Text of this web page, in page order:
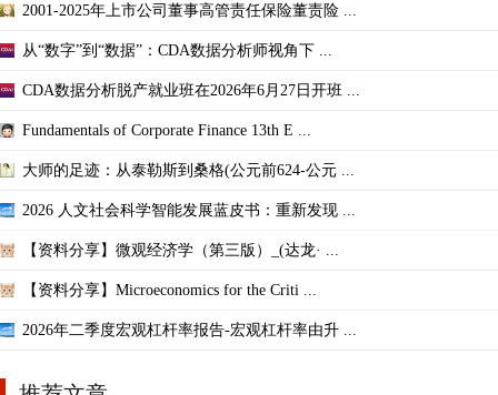
2001-2025年上市公司董事高管责任保险董责险 ...
从“数字”到“数据”：CDA数据分析师视角下 ...
CDA数据分析脱产就业班在2026年6月27日开班 ...
Fundamentals of Corporate Finance 13th E ...
大师的足迹：从泰勒斯到桑格(公元前624-公元 ...
2026 人文社会科学智能发展蓝皮书：重新发现 ...
【资料分享】微观经济学（第三版）_(达龙· ...
【资料分享】Microeconomics for the Criti ...
2026年二季度宏观杠杆率报告-宏观杠杆率由升 ...